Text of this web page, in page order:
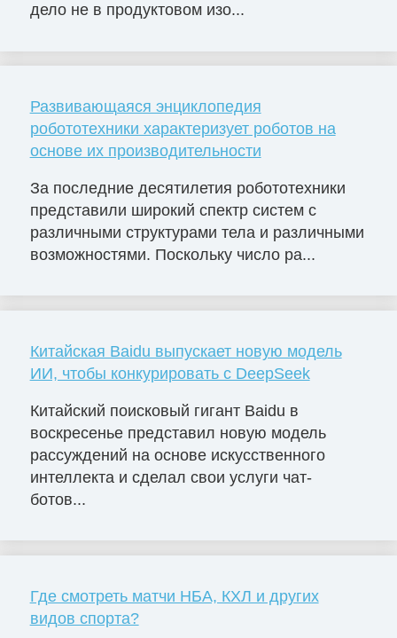
дело не в продуктовом изо...
Развивающаяся энциклопедия
робототехники характеризует роботов на
основе их производительности
За последние десятилетия робототехники
представили широкий спектр систем с
различными структурами тела и различными
возможностями. Поскольку число ра...
Китайская Baidu выпускает новую модель
ИИ, чтобы конкурировать с DeepSeek
Китайский поисковый гигант Baidu в
воскресенье представил новую модель
рассуждений на основе искусственного
интеллекта и сделал свои услуги чат-
ботов...
Где смотреть матчи НБА, КХЛ и других
видов спорта?